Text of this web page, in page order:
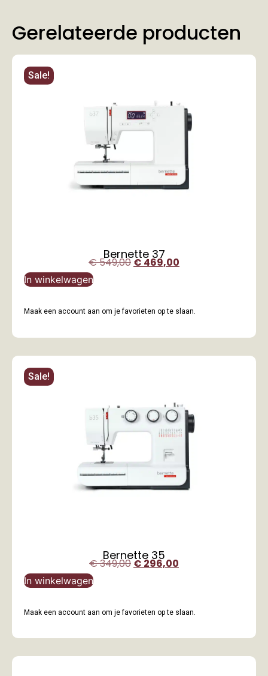
Gerelateerde producten
Sale!
Bernette 37
€549,00 €469,00
In winkelwagen
Maak een account aan om je favorieten op te slaan.
Sale!
Bernette 35
€349,00 €296,00
In winkelwagen
Maak een account aan om je favorieten op te slaan.